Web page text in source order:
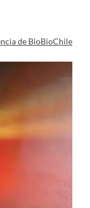
de BioBioChile